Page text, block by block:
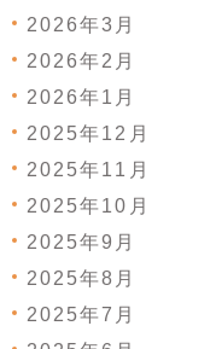
2026年3月
2026年2月
2026年1月
2025年12月
2025年11月
2025年10月
2025年9月
2025年8月
2025年7月